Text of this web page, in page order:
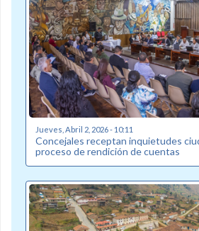
Jueves, Abril 2, 2026 - 10:11
Concejales receptan inquietudes
proceso de rendición de cuentas